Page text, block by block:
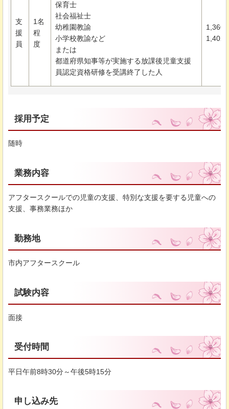
支
援
員
1名
程
度
保育士
社会福祉士
幼稚園教諭
小学校教諭など
または
都道府県知事等が実施する放課後児童支援
員認定資格研修を受講終了した人
1,360
1,402
採用予定
随時
業務内容
アフタースクールでの児童の支援、特別な支援を要する児童への
支援、事務業務ほか
勤務地
市内アフタースクール
試験内容
面接
受付時間
平日午前8時30分～午後5時15分
申し込み先